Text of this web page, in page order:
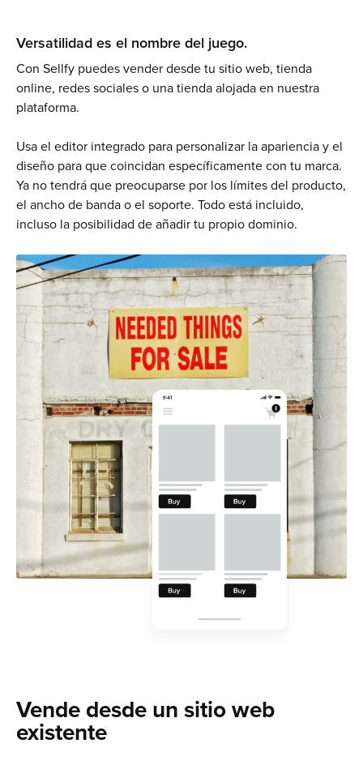
Versatilidad es el nombre del juego.
Con Sellfy puedes vender desde tu sitio web, tienda
online, redes sociales o una tienda alojada en nuestra
plataforma.
Usa el editor integrado para personalizar la apariencia y el
diseño para que coincidan específicamente con tu marca.
Ya no tendrá que preocuparse por los límites del producto,
el ancho de banda o el soporte. Todo está incluido,
incluso la posibilidad de añadir tu propio dominio.
Vende desde un sitio web
existente